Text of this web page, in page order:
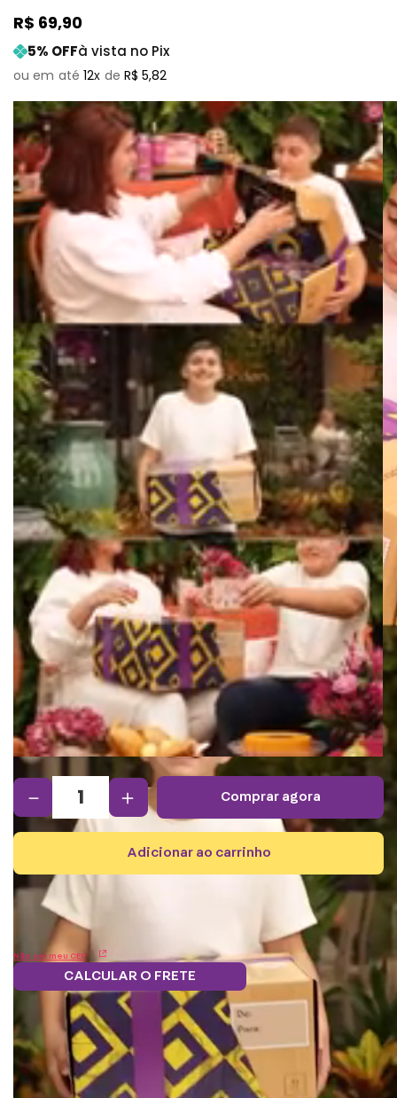
R$ 69,90
5% OFFà vista no Pix
12 R$ 5,82
＋
－ comprar agora
adicionar ao carrinho
Não sei meu CEP
CALCULAR O FRETE
Frete grátis.
Saiba mais
5% OFF no boleto
e PIX!
Parcele em 12x
s/juros
Troque
pontos por
benefícios